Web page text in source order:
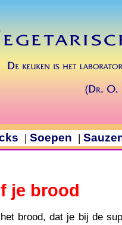
| Soepen |
je brood
brood, dat je bij de